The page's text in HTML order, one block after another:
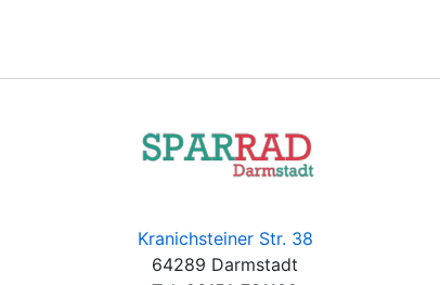
Kranichsteiner Str. 38
64289 Darmstadt